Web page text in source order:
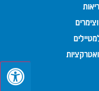
ואטרקציות